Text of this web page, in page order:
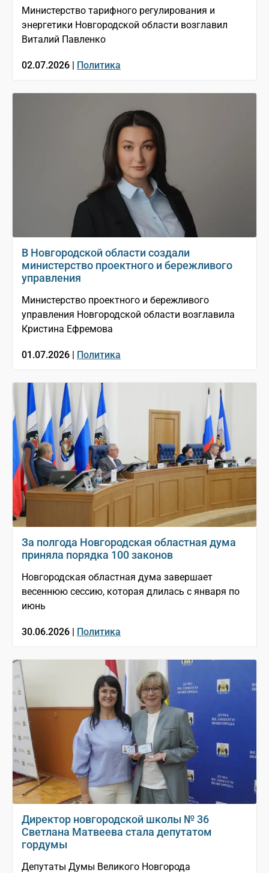
Министерство тарифного регулирования и
энергетики Новгородской области возглавил
Виталий Павленко
02.07.2026 | Политика
В Новгородской области создали
министерство проектного и бережливого
управления
Министерство проектного и бережливого
управления Новгородской области возглавила
Кристина Ефремова
01.07.2026 | Политика
За полгода Новгородская областная дума
приняла порядка 100 законов
Новгородская областная дума завершает
весеннюю сессию, которая длилась с января по
июнь
30.06.2026 | Политика
Директор новгородской школы № 36
Светлана Матвеева стала депутатом
гордумы
Депутаты Думы Великого Новгорода